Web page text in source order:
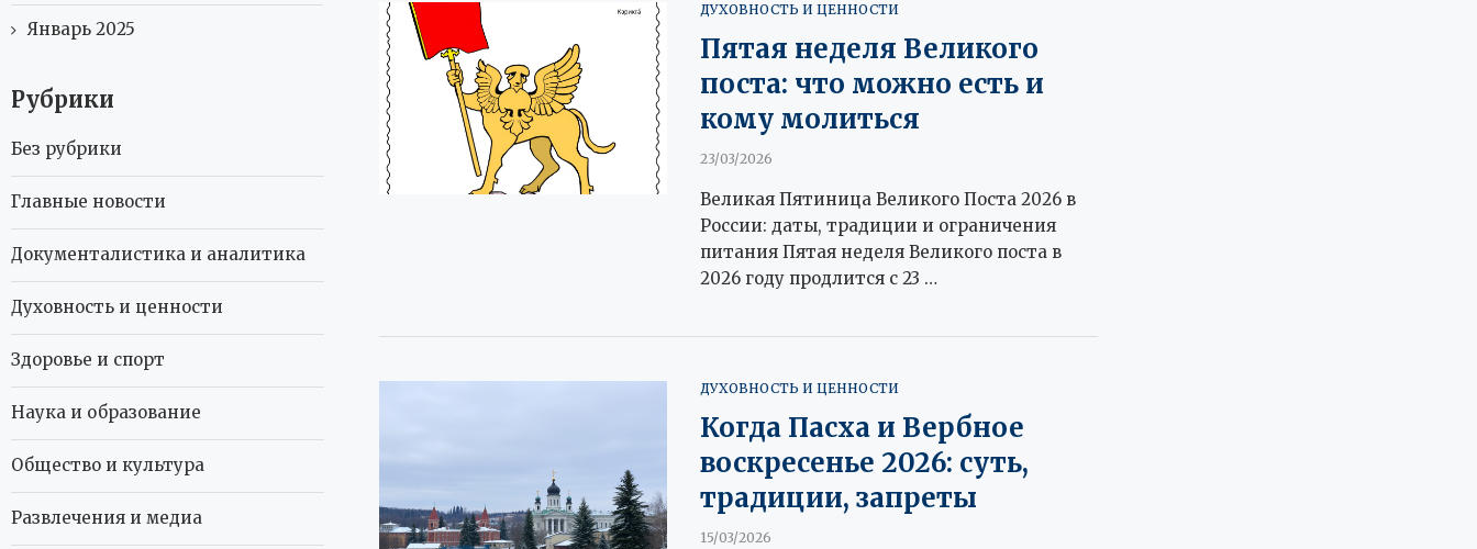
ДУХОВНОСТЬ И ЦЕННОСТИ
Пятая неделя Великого
поста: что можно есть и
кому молиться
23/03/2026
Великая Пятиница Великого Поста 2026 в
России: даты, традиции и ограничения
питания Пятая неделя Великого поста в
2026 году продлится с 23 …
ДУХОВНОСТЬ И ЦЕННОСТИ
Когда Пасха и Вербное
воскресенье 2026: суть,
традиции, запреты
15/03/2026
Январь 2025
Рубрики
Без рубрики
Главные новости
Документалистика и аналитика
Духовность и ценности
Здоровье и спорт
Наука и образование
Общество и культура
Развлечения и медиа